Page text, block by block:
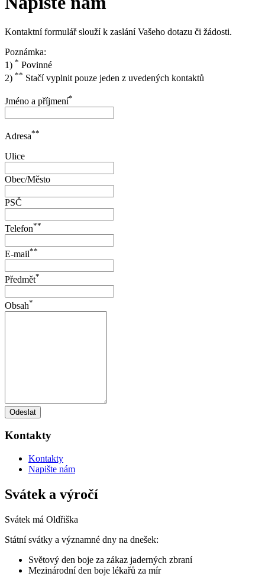
Kontaktní formulář slouží k zaslání Vašeho dotazu či žádosti.
Poznámka:
1) * Povinné
2) ** Stačí vyplnit pouze jeden z uvedených kontaktů
Jméno a příjmení*
Adresa**
Ulice
Obec/Město
PSČ
Telefon**
E-mail**
Předmět*
Obsah*
Odeslat
Kontakty
Kontakty
Napište nám
Svátek a výročí
Svátek má Oldřiška
Státní svátky a významné dny na dnešek:
Světový den boje za zákaz jaderných zbraní
Mezinárodní den boje lékařů za mír